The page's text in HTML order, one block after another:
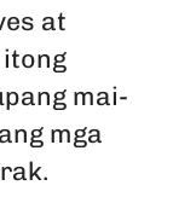
at
mai-
mga